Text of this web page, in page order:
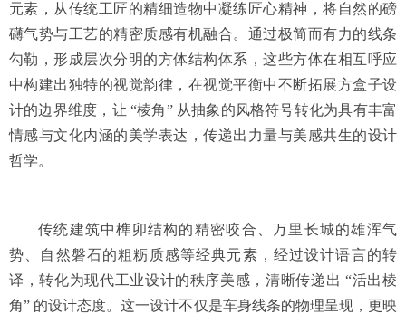
元素，从传统工匠的精细造物中凝练匠心精神，将自然的磅
礴气势与工艺的精密质感有机融合。通过极简而有力的线条
勾勒，形成层次分明的方体结构体系，这些方体在相互呼应
中构建出独特的视觉韵律，在视觉平衡中不断拓展方盒子设
计的边界维度，让 “棱角” 从抽象的风格符号转化为具有丰富
情感与文化内涵的美学表达，传递出力量与美感共生的设计
哲学。
传统建筑中榫卯结构的精密咬合、万里长城的雄浑气
势、自然磐石的粗粝质感等经典元素，经过设计语言的转
译，转化为现代工业设计的秩序美感，清晰传递出 “活出棱
角” 的设计态度。这一设计不仅是车身线条的物理呈现，更映